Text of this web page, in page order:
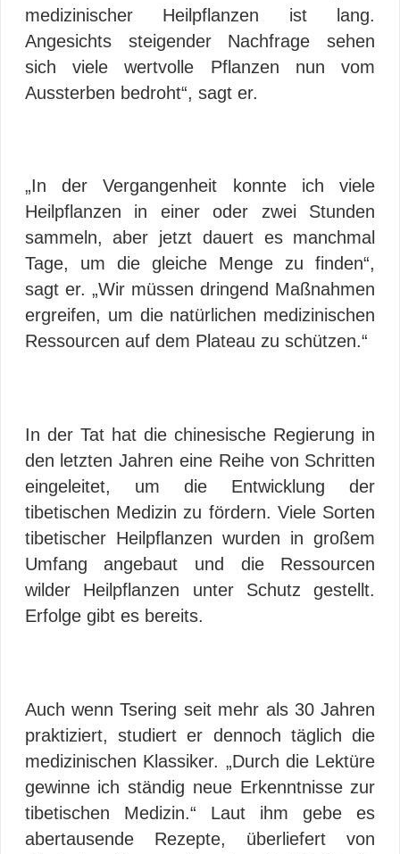
medizinischer Heilpflanzen ist lang.
Angesichts steigender Nachfrage sehen
sich viele wertvolle Pflanzen nun vom
Aussterben bedroht“, sagt er.
„In der Vergangenheit konnte ich viele
Heilpflanzen in einer oder zwei Stunden
sammeln, aber jetzt dauert es manchmal
Tage, um die gleiche Menge zu finden“,
sagt er. „Wir müssen dringend Maßnahmen
ergreifen, um die natürlichen medizinischen
Ressourcen auf dem Plateau zu schützen.“
In der Tat hat die chinesische Regierung in
den letzten Jahren eine Reihe von Schritten
eingeleitet, um die Entwicklung der
tibetischen Medizin zu fördern. Viele Sorten
tibetischer Heilpflanzen wurden in großem
Umfang angebaut und die Ressourcen
wilder Heilpflanzen unter Schutz gestellt.
Erfolge gibt es bereits.
Auch wenn Tsering seit mehr als 30 Jahren
praktiziert, studiert er dennoch täglich die
medizinischen Klassiker. „Durch die Lektüre
gewinne ich ständig neue Erkenntnisse zur
tibetischen Medizin.“ Laut ihm gebe es
abertausende Rezepte, überliefert von